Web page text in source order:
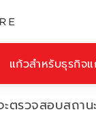
แก้วสำหรับธุรกิจ
ตรวจสอบสถาน